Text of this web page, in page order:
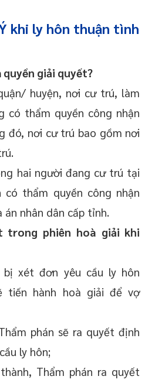
khi ly hôn thuận tình
giải quyết?
huyện, nơi cư trú, làm
có thẩm quyền công nhận
đó, nơi cư trú bao gồm nơi
hai người đang cư trú tại
thẩm quyền công nhận
nhân dân cấp tỉnh.
trong phiên hoà giải khi
bị xét đơn yêu cầu ly hôn
tiến hành hoà giải để vợ
phán sẽ ra quyết định
ly hôn;
Thẩm phán ra quyết